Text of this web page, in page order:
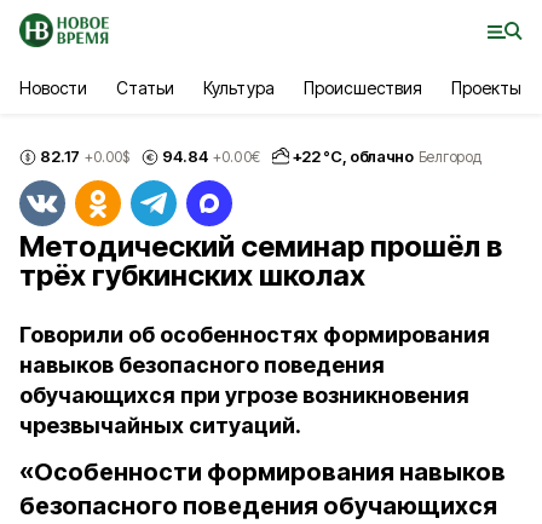
Новости Статьи Культура Происшествия Проекты
82.17 +0.00$ 94.84 +0.00€ +22°С, облачно Белгород
Методический семинар прошёл в
трёх губкинских школах
Говорили об особенностях формирования
навыков безопасного поведения
обучающихся при угрозе возникновения
чрезвычайных ситуаций.
«Особенности формирования навыков
безопасного поведения обучающихся